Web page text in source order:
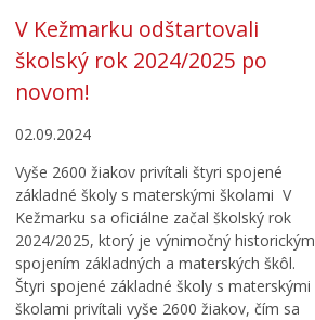
V Kežmarku odštartovali
školský rok 2024/2025 po
novom!
02.09.2024
Vyše 2600 žiakov privítali štyri spojené
základné školy s materskými školami V
Kežmarku sa oficiálne začal školský rok
2024/2025, ktorý je výnimočný historickým
spojením základných a materských škôl.
Štyri spojené základné školy s materskými
školami privítali vyše 2600 žiakov, čím sa